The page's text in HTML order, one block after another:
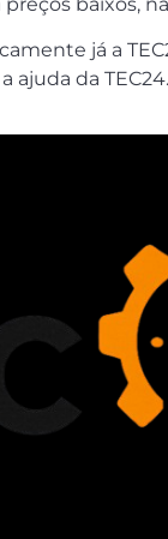
já a
ajuda da TEC24.